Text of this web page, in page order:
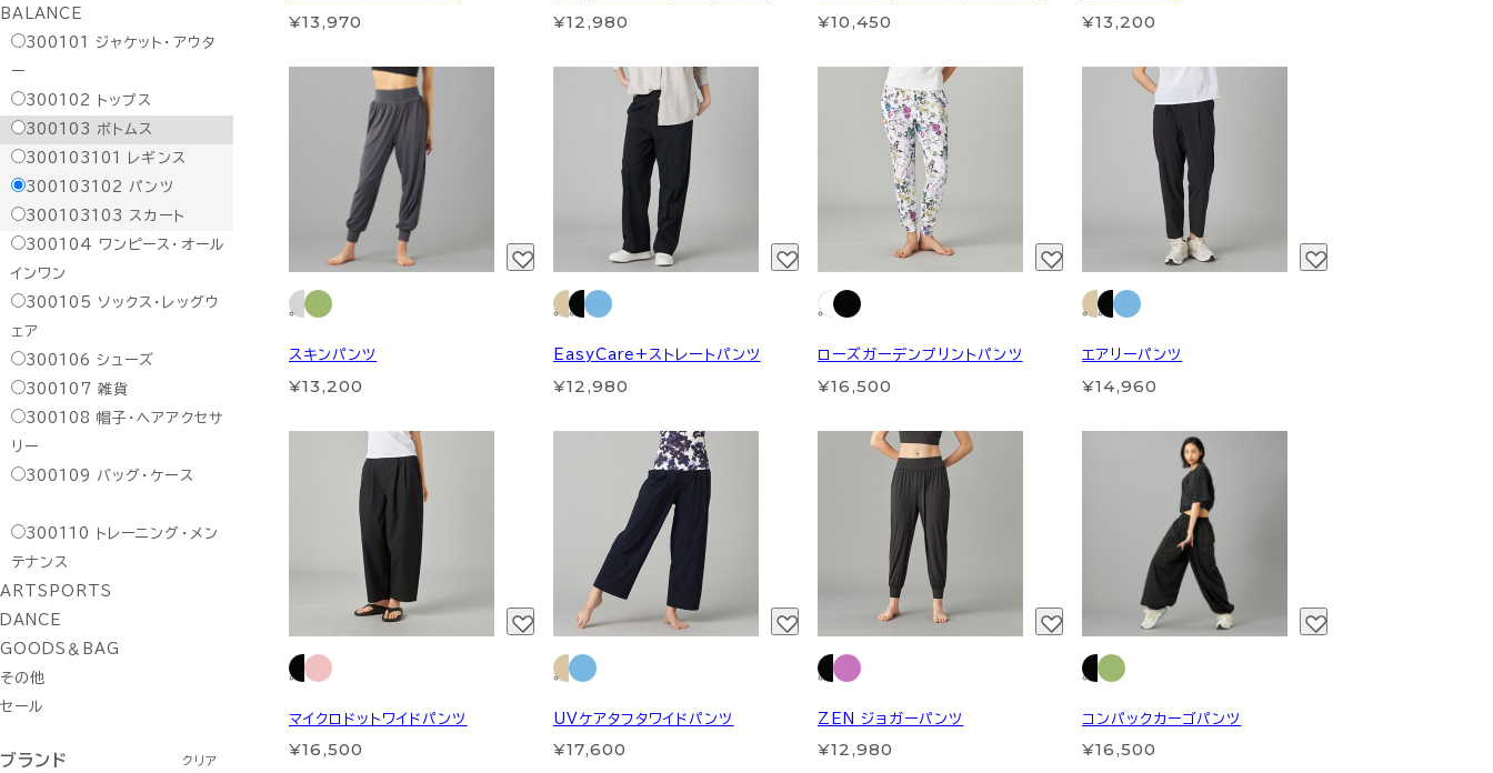
BALANCE
300101
ジャケット・アウタ
ー
300102
トップス
300103
ボトムス
300103101
レギンス
300103102
パンツ
300103103
スカート
300104
ワンピース・オール
インワン
300105
ソックス・レッグウ
ェア
300106 シューズ
300107 雑貨
300108 帽子・ヘアアクセサ
リー
300109
バッグ・ケース
300110
トレーニング・メン
テナンス
ARTSPORTS
DANCE
GOODS＆BAG
その他
セール
ブランド クリア
¥13,970 ¥12,980 ¥10,450 ¥13,200
スキンパンツ
¥13,200
EasyCare+ストレートパンツ
¥12,980
ローズガーデンプリントパンツ
¥16,500
エアリーパンツ
¥14,960
マイクロドットワイドパンツ
¥16,500
UVケアタフタワイドパンツ
¥17,600
ZEN ジョガーパンツ
¥12,980
コンパックカーゴパンツ
¥16,500